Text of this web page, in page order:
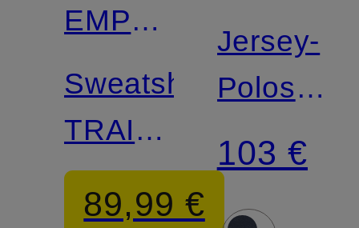
EMPORIO
ARMANI
Sweatshorts
TRAIN
PREMIUM
89,99 €
ARMANI
Jersey-
Poloshirt
TRAIN
103 €